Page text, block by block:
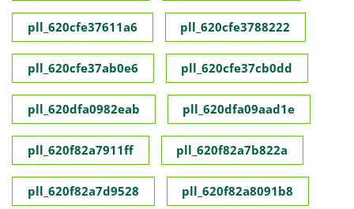
pll_620cfe37611a6 pll_620cfe3788222
pll_620cfe37ab0e6 pll_620cfe37cb0dd
pll_620dfa0982eab pll_620dfa09aad1e
pll_620f82a7911ff pll_620f82a7b822a
pll_620f82a7d9528 pll_620f82a8091b8